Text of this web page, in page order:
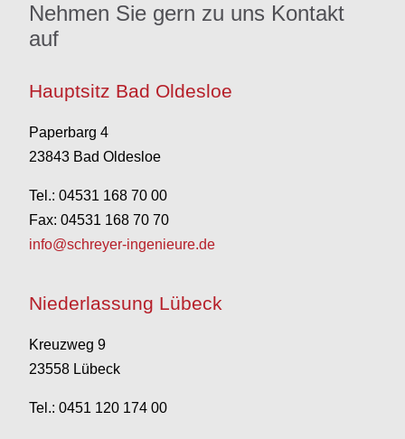
Nehmen Sie gern zu uns Kontakt
auf
Hauptsitz Bad Oldesloe
Paperbarg 4
23843 Bad Oldesloe
Tel.: 04531 168 70 00
Fax: 04531 168 70 70
info@schreyer-ingenieure.de
Niederlassung Lübeck
Kreuzweg 9
23558 Lübeck
Tel.: 0451 120 174 00